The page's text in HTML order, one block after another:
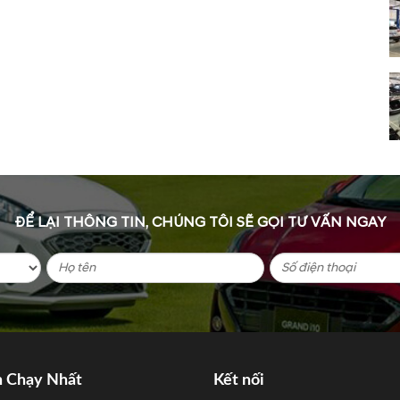
ĐỂ LẠI THÔNG TIN, CHÚNG TÔI SẼ GỌI TƯ VẤN NGAY
Chạy Nhất Kết nối